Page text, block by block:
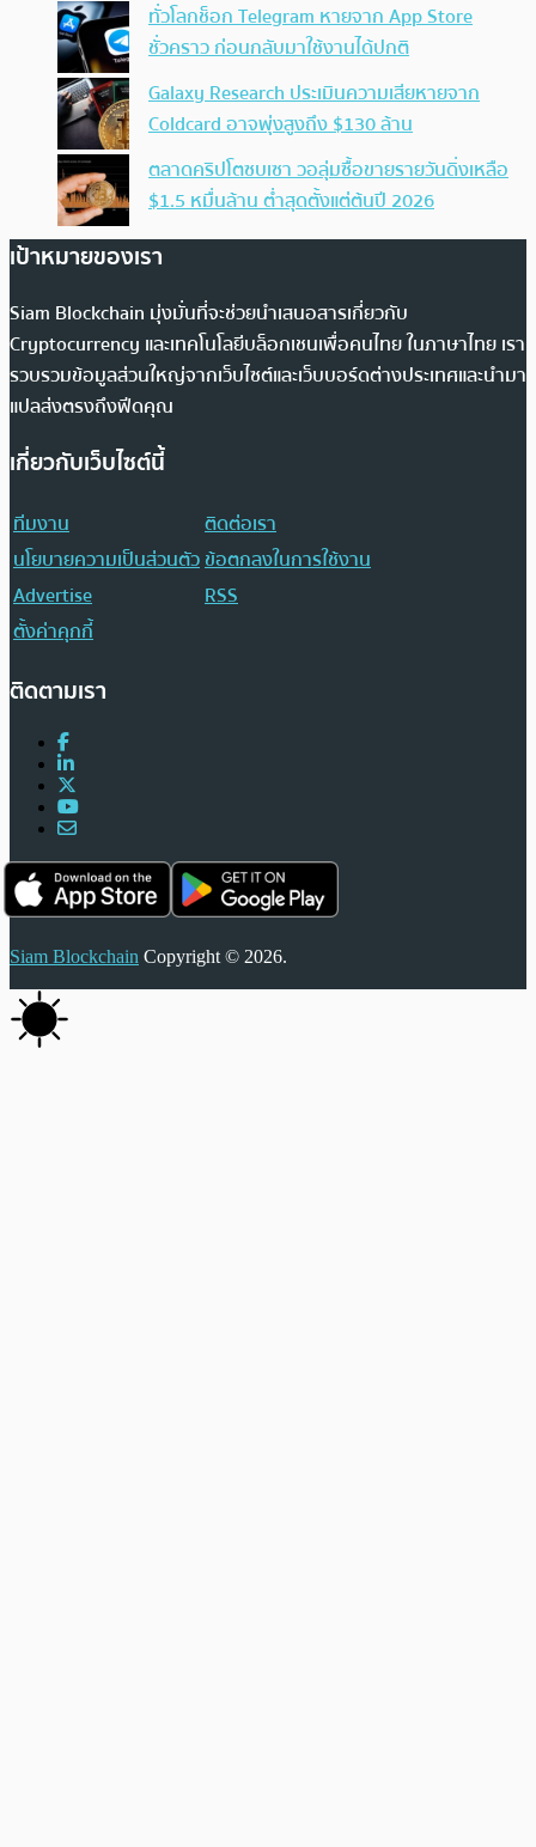
ทั่วโลกช็อก Telegram หายจาก App Store
ชั่วคราว ก่อนกลับมาใช้งานได้ปกติ
Galaxy Research ประเมินความเสียหายจาก
Coldcard อาจพุ่งสูงถึง $130 ล้าน
ตลาดคริปโตซบเซา วอลุ่มซื้อขายรายวันดิ่งเหลือ
$1.5 หมื่นล้าน ต่ำสุดตั้งแต่ต้นปี 2026
เป้าหมายของเรา
Siam Blockchain มุ่งมั่นที่จะช่วยนำเสนอสารเกี่ยวกับ
Cryptocurrency และเทคโนโลยีบล็อกเชนเพื่อคนไทย ในภาษาไทย เรา
รวบรวมข้อมูลส่วนใหญ่จากเว็บไซต์และเว็บบอร์ดต่างประเทศและนำมา
แปลส่งตรงถึงฟีดคุณ
เกี่ยวกับเว็บไซต์นี้
ทีมงาน
ติดต่อเรา
นโยบายความเป็นส่วนตัวข้อตกลงในการใช้งาน
Advertise
RSS
ตั้งค่าคุกกี้
ติดตามเรา
Siam Blockchain Copyright © 2026.